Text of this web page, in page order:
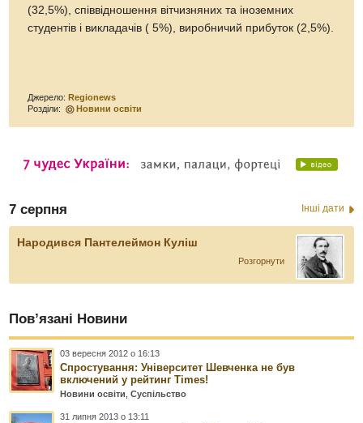
(32,5%), співвідношення вітчизняних та іноземних
студентів і викладачів ( 5%), виробничий прибуток (2,5%).
Джерело:Regionews
Розділи:
Новини освіти
7 серпня Інші дати
Народився Пантелеймон Куліш
Розгорнути
Пов’язані Новини
03 вересня 2012 о 16:13
Спростування: Університет Шевченка не був
включений у рейтинг Times!
Новини освіти ,Суспільство
31 липня 2013 о 13:11